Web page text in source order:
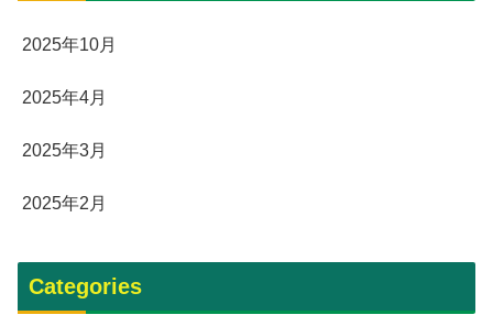
2025年10月
2025年4月
2025年3月
2025年2月
Categories